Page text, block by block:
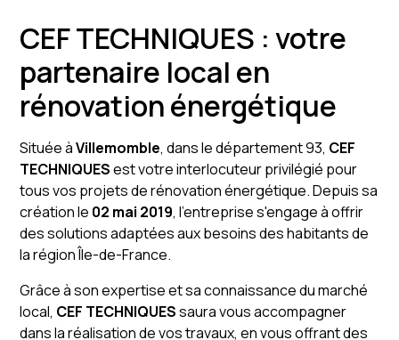
CEF TECHNIQUES : votre
partenaire local en
rénovation énergétique
Située àVillemomble, dans le département 93, CEF
TECHNIQUESest votre interlocuteur privilégié pour
tous vos projets de rénovation énergétique. Depuis sa
création le 02 mai 2019, l'entreprise s'engage à offrir
des solutions adaptées aux besoins des habitants de
la région Île-de-France.
Grâce à son expertise et sa connaissance du marché
local, CEF TECHNIQUESsaura vous accompagner
dans la réalisation de vos travaux, en vous offrant des